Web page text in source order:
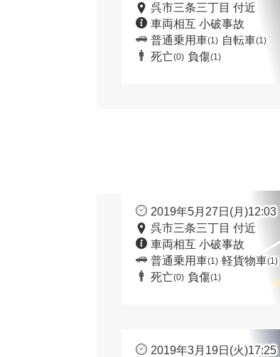
呉市三条三丁目 付近
車両相互 小破事故
普通乗用車(1) 自転車(1)
死亡(0) 負傷(1)
2019年5月27日(月)12:03
呉市三条三丁目 付近
車両相互 小破事故
普通乗用車(1) 軽貨物車(1)
死亡(0) 負傷(1)
2019年3月19日(火)17:25